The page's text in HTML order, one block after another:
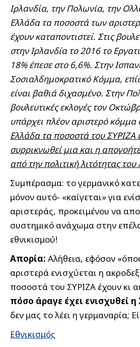
Ιρλανδία, την Πολωνία, την
Ελλάδα τα ποσοστά των
έχουν καταποντιστεί. Στις
στην Ιρλανδία το 2016 το
18% έπεσε στο 6,6%. Στην
Σοσιαλδημοκρατικό Κόμμα,
είναι βαθιά διχασμένο. Στην
βουλευτικές εκλογές τον
υπάρχει πλέον αριστερό κόμμα
Ελλάδα τα ποσοστά του ΣΥΡΙΖΑ
συρρικνωθεί μια και η
από την πολιτική λιτότητας
Συμπέρασμα: το γερμανικό
μόνον αυτό- «καίγεται» για
αριστεράς, προκειμένου να
συστημικό ανάχωμα στην
εθνικισμού!
Απορία: Αλήθεια, εφόσον
αριστερά ενισχύεται η
ποσοστά του ΣΥΡΙΖΑ έχουν κι
πόσο άραγε έχει ενισχυθεί
δεν μας το λέει η γερμαναρία;
Εθνικισμός